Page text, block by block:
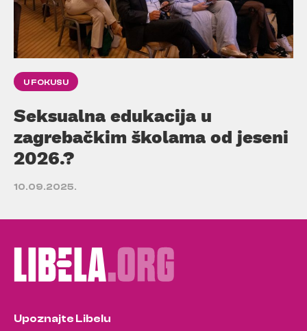
U FOKUSU
Seksualna edukacija u
zagrebačkim školama od jeseni
2026.?
10.09.2025.
Upoznajte Libelu